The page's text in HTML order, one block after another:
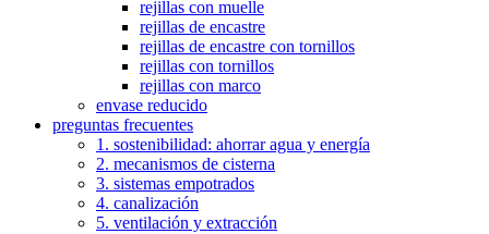
rejillas con muelle
rejillas de encastre
rejillas de encastre con tornillos
rejillas con tornillos
rejillas con marco
envase reducido
preguntas frecuentes
1. sostenibilidad: ahorrar agua y energía
2. mecanismos de cisterna
3. sistemas empotrados
4. canalización
5. ventilación y extracción